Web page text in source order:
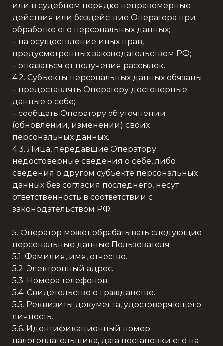
или в судебном порядке неправомерные
действия или бездействие Оператора при
обработке его персональных данных;
– на осуществление иных прав,
предусмотренных законодательством РФ;
– отказаться от получения рассылок.
4.2. Субъекты персональных данных обязаны:
– предоставлять Оператору достоверные
данные о себе;
– сообщать Оператору об уточнении
(обновлении, изменении) своих
персональных данных.
4.3. Лица, передавшие Оператору
недостоверные сведения о себе, либо
сведения о другом субъекте персональных
данных без согласия последнего, несут
ответственность в соответствии с
законодательством РФ.
5. Оператор может обрабатывать следующие
персональные данные Пользователя
5.1. Фамилия, имя, отчество.
5.2. Электронный адрес.
5.3. Номера телефонов.
5.4. Свидетельство о гражданстве.
5.5. Реквизиты документа, удостоверяющего
личность.
5.6. Идентификационный номер
налогоплательщика, дата постановки его на